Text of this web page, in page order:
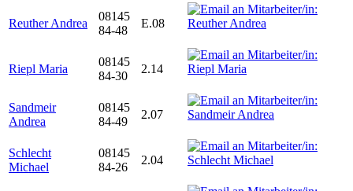
Reuther Andrea
08145
84-48
E.08
Riepl Maria
08145
84-30
2.14
Sandmeir
Andrea
08145
84-49
2.07
Schlecht
Michael
08145
84-26
2.04